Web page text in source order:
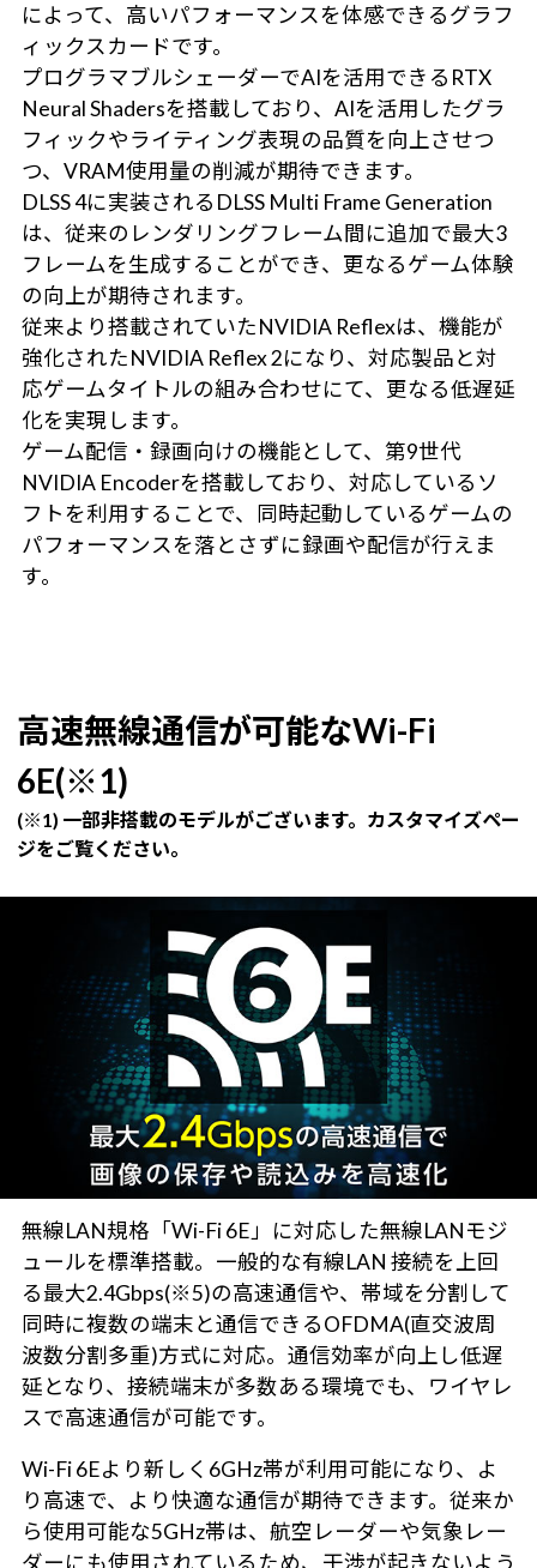
によって、高いパフォーマンスを体感できるグラフ
ィックスカードです。
プログラマブルシェーダーでAIを活用できるRTX
Neural Shadersを搭載しており、AIを活用したグラ
フィックやライティング表現の品質を向上させつ
つ、VRAM使用量の削減が期待できます。
DLSS 4に実装されるDLSS Multi Frame Generation
は、従来のレンダリングフレーム間に追加で最大3
フレームを生成することができ、更なるゲーム体験
の向上が期待されます。
従来より搭載されていたNVIDIA Reflexは、機能が
強化されたNVIDIA Reflex 2になり、対応製品と対
応ゲームタイトルの組み合わせにて、更なる低遅延
化を実現します。
ゲーム配信・録画向けの機能として、第9世代
NVIDIA Encoderを搭載しており、対応しているソ
フトを利用することで、同時起動しているゲームの
パフォーマンスを落とさずに録画や配信が行えま
す。
高速無線通信が可能なWi-Fi
6E(※1)
(※1) 一部非搭載のモデルがございます。カスタマイズペー
ジをご覧ください。
無線LAN規格「Wi-Fi 6E」に対応した無線LANモジ
ュールを標準搭載。一般的な有線LAN 接続を上回
る最大2.4Gbps(※5)の高速通信や、帯域を分割して
同時に複数の端末と通信できるOFDMA(直交波周
波数分割多重)方式に対応。通信効率が向上し低遅
延となり、接続端末が多数ある環境でも、ワイヤレ
スで高速通信が可能です。
Wi-Fi 6Eより新しく6GHz帯が利用可能になり、よ
り高速で、より快適な通信が期待できます。従来か
ら使用可能な5GHz帯は、航空レーダーや気象レー